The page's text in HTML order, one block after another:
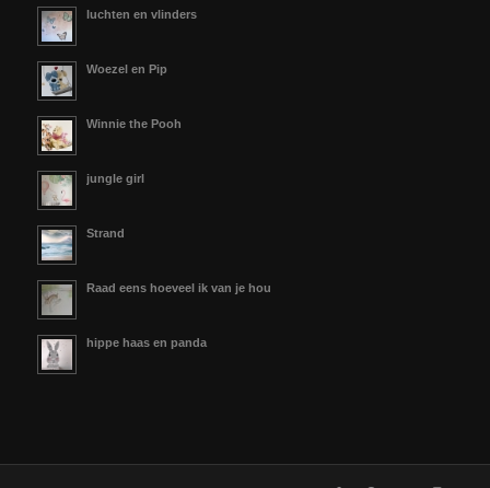
luchten en vlinders
Woezel en Pip
Winnie the Pooh
jungle girl
Strand
Raad eens hoeveel ik van je hou
hippe haas en panda